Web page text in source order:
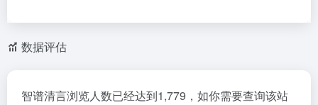
数据评估
智谱清言浏览人数已经达到1,779，如你需要查询该站